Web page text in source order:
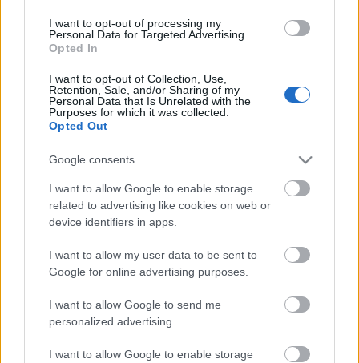
I want to opt-out of processing my
Personal Data for Targeted Advertising.
Opted In
I want to opt-out of Collection, Use,
Retention, Sale, and/or Sharing of my
Personal Data that Is Unrelated with the
Purposes for which it was collected.
Opted Out
Google consents
I want to allow Google to enable storage
related to advertising like cookies on web or
device identifiers in apps.
I want to allow my user data to be sent to
Google for online advertising purposes.
I want to allow Google to send me
personalized advertising.
I want to allow Google to enable storage
A vasút iránt elkötelezett Mayer
József – Ex libris gyűjtők,
gyűjtemények. 60. rész
Munkák és napok – és kincsek. 126. rész
nemzetikonyvtar 2025. június 03.
Sorozatunk címe Hésziodosz Munkák és napok című
művére utal. Az ókori szerző a földműves kitartó,
gondos munkáját jelenítette meg. Könyvtárunk
kutató munkatársai ehhez hasonló szorgalommal
tárják fel a gyűjtemények mélyén rejlő kincseket.
Ezekből a folyamatos feldolgozó munka nyomán
felbukkanó…